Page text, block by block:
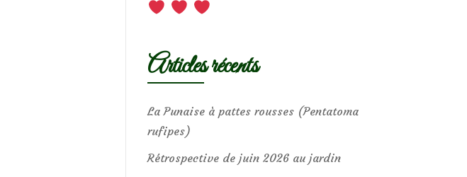
Articles récents
La Punaise à pattes rousses (Pentatoma
rufipes)
Rétrospective de juin 2026 au jardin